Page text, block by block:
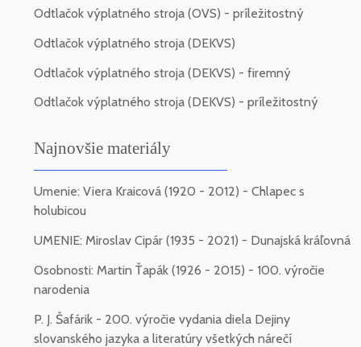
Odtlačok výplatného stroja (OVS) - príležitostný
Odtlačok výplatného stroja (DEKVS)
Odtlačok výplatného stroja (DEKVS) - firemný
Odtlačok výplatného stroja (DEKVS) - príležitostný
Najnovšie materiály
Umenie: Viera Kraicová (1920 - 2012) - Chlapec s
holubicou
UMENIE: Miroslav Cipár (1935 - 2021) - Dunajská kráľovná
Osobnosti: Martin Ťapák (1926 - 2015) - 100. výročie
narodenia
P. J. Šafárik - 200. výročie vydania diela Dejiny
slovanského jazyka a literatúry všetkých nárečí